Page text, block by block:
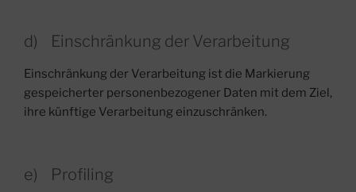
d) Einschränkung der Verarbeitung
Einschränkung der Verarbeitung ist die Markierung
gespeicherter personenbezogener Daten mit dem Ziel,
ihre künftige Verarbeitung einzuschränken.
e) Profiling